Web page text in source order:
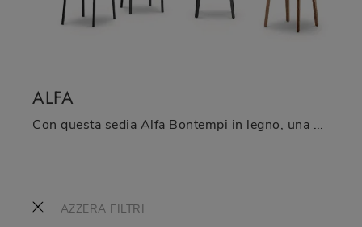
AZZERA FILTRI
ALFA
Con questa sedia Alfa Bontempi in legno, una delle nostre sedute fisse moderne, potrai arricchire i tuoi spazi.